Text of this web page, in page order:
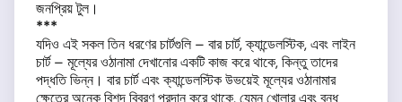
জনপ্রিয় টুল।
***
যদিও এই সকল তিন ধরণের চার্টগুলি – বার চার্ট, ক্যান্ডেলস্টিক, এবং লাইন
চার্ট – মূল্যের ওঠানামা দেখানোর একটি কাজ করে থাকে, কিন্তু তাদের
পদ্ধতি ভিন্ন। বার চার্ট এবং ক্যান্ডেলস্টিক উভয়েই মূল্যের ওঠানামার
ক্ষেত্রে অনেক বিশদ বিবরণ প্রদান করে থাকে, যেমন খোলার এবং বন্ধ